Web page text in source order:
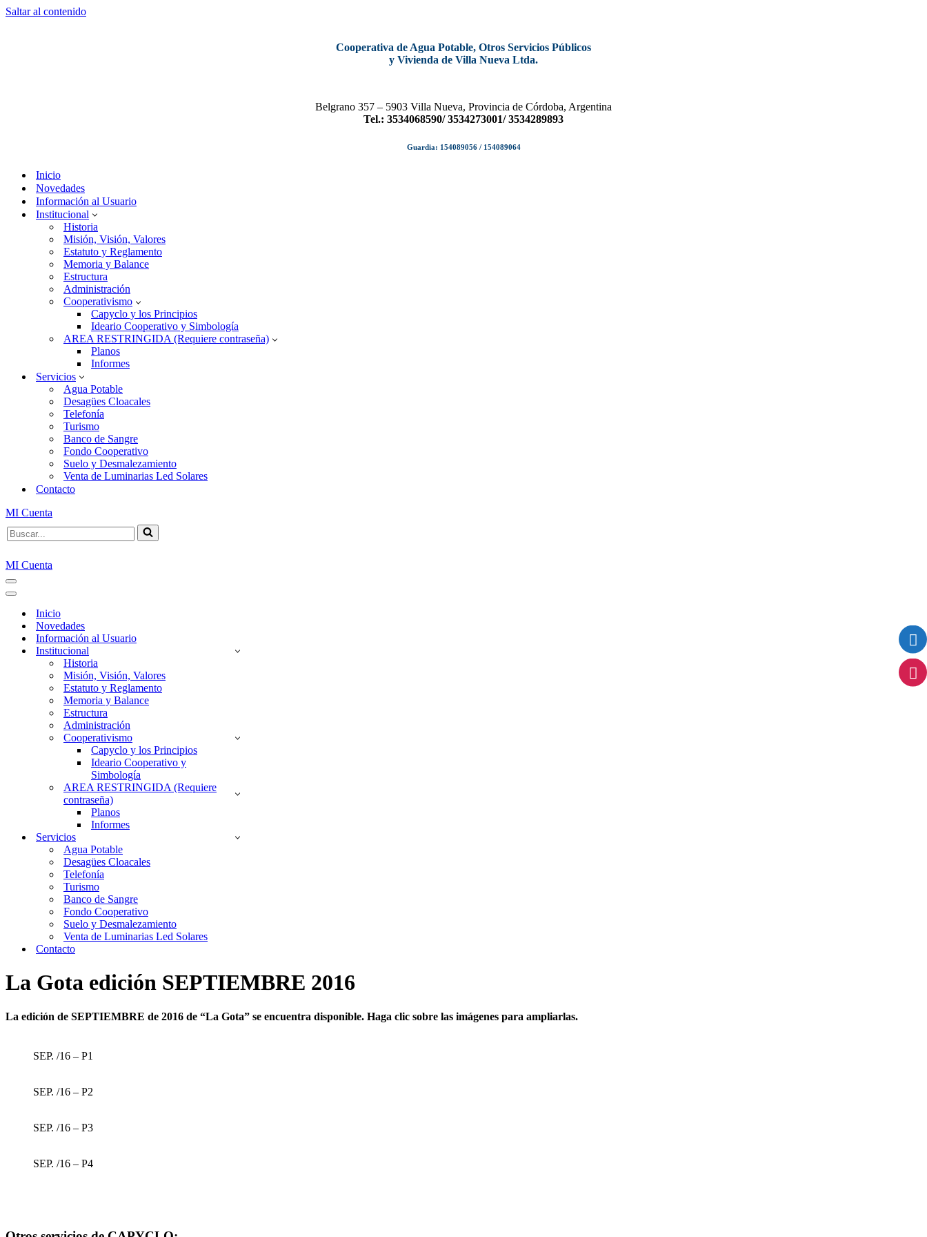
Saltar al contenido
Cooperativa de Agua Potable, Otros Servicios Públicos
y Vivienda de Villa Nueva Ltda.
Belgrano 357 – 5903 Villa Nueva, Provincia de Córdoba, Argentina
Tel.: 3534068590/ 3534273001/ 3534289893
Guardia: 154089056 / 154089064
Inicio
Novedades
Información al Usuario
Institucional
Historia
Misión, Visión, Valores
Estatuto y Reglamento
Memoria y Balance
Estructura
Administración
Cooperativismo
Capyclo y los Principios
Ideario Cooperativo y Simbología
AREA RESTRINGIDA (Requiere contraseña)
Planos
Informes
Servicios
Agua Potable
Desagües Cloacales
Telefonía
Turismo
Banco de Sangre
Fondo Cooperativo
Suelo y Desmalezamiento
Venta de Luminarias Led Solares
Contacto
MI Cuenta
Buscar...
MI Cuenta
Menú
de
Menú
navegación
Inicio
Novedades
Información al Usuario
Institucional
Historia
Misión, Visión, Valores
Estatuto y Reglamento
Memoria y Balance
Estructura
Administración
Cooperativismo
Capyclo y los Principios
Ideario Cooperativo y
Simbología
AREA RESTRINGIDA (Requiere
contraseña)
Planos
Informes
Servicios
Agua Potable
Desagües Cloacales
Telefonía
Turismo
Banco de Sangre
Fondo Cooperativo
Suelo y Desmalezamiento
Venta de Luminarias Led Solares
Contacto
La Gota edición SEPTIEMBRE 2016
La edición de SEPTIEMBRE de 2016 de “La Gota” se encuentra disponible. Haga clic sobre las imágenes para ampliarlas.
SEP. /16 – P1
SEP. /16 – P2
SEP. /16 – P3
SEP. /16 – P4